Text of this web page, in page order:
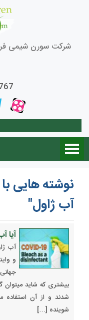
شرکت سورن شیمی
نوشته هایی
آب ژاول"
آیا
آب
و
بیشتری که شاید
شدند و از آن
شوینده […]